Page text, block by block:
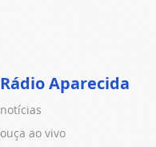
Rádio Aparecida
notícias
ouça ao vivo